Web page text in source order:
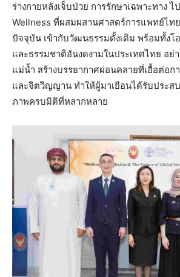
ร่างกายหลังเจ็บป่วย การรักษาเฉพาะทาง
Wellness ที่ผสมผสานศาสตร์การแพทย์ไ
ปัจจุบัน เข้ากับวัฒนธรรมดั้งเดิม พร้อมทั้ง
และธรรมชาติอันงดงามในประเทศไทย อย่า
แม่น้ำ สร้างบรรยากาศผ่อนคลายที่เอื้อต่อก
และจิตวิญญาน ทำให้ผู้มาเยือนได้รับประส
ภาพครบมิติที่หลากหลาย